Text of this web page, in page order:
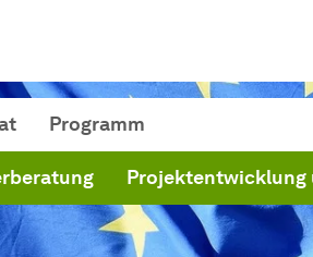
Programm
Projektentwicklung